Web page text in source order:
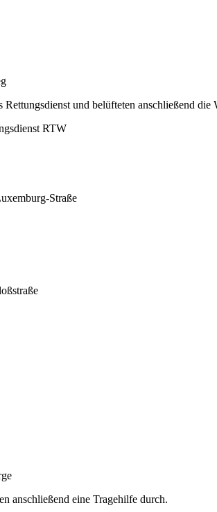
und belüfteten anschließend die
RTW
Straße
anschließend eine Tragehilfe durch.